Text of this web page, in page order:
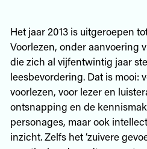
Het jaar 2013 is uitgeroepen
Voorlezen, onder aanvoering
die zich al vijfentwintig jaar
leesbevordering. Dat is mooi:
voorlezen, voor lezer en
ontsnapping en de
personages, maar ook
inzicht. Zelfs het ‘zuivere